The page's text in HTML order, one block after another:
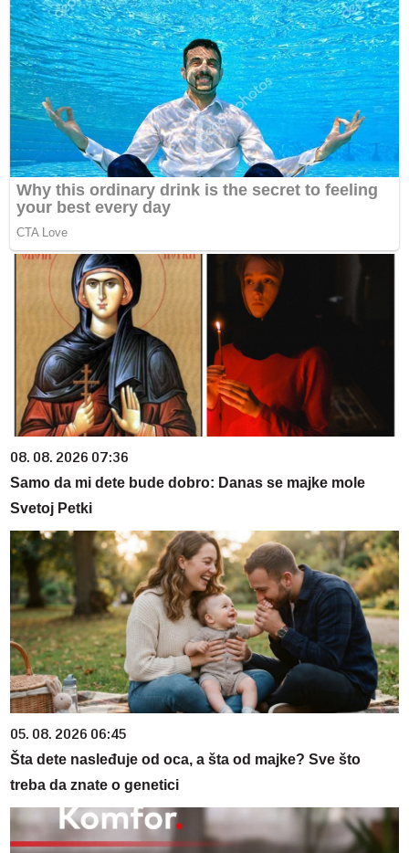
08. 08. 2026 07:36
Samo da mi dete bude dobro: Danas se majke mole
Svetoj Petki
05. 08. 2026 06:45
Šta dete nasleđuje od oca, a šta od majke? Sve što
treba da znate o genetici